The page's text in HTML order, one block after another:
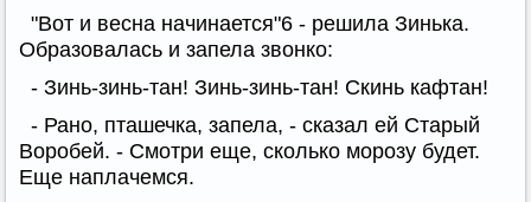
"Вот и весна начинается"6 - решила Зинька.
Образовалась и запела звонко:
- Зинь-зинь-тан! Зинь-зинь-тан! Скинь кафтан!
- Рано, пташечка, запела, - сказал ей Старый
Воробей. - Смотри еще, сколько морозу будет.
Еще наплачемся.